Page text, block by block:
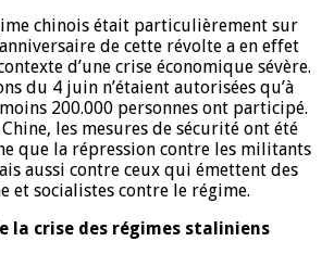
chinois était particulièrement sur
de cette révolte a en effet
d’une crise économique sévère.
du 4 juin n’étaient autorisées qu’à
200.000 personnes ont participé.
les mesures de sécurité ont été
que la répression contre les militants
aussi contre ceux qui émettent des
et socialistes contre le régime.
la crise des régimes staliniens